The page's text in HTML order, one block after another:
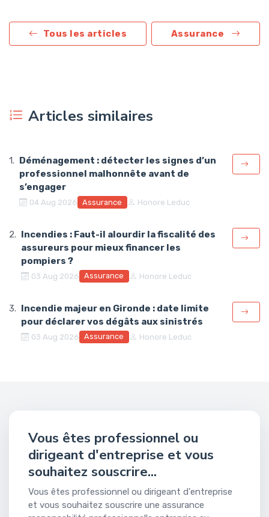
Tous les articles Assurance
Articles similaires
Déménagement : détecter les signes d’un
professionnel malhonnête avant de
s’engager
04 Aug 2026 Assurance Honore Leduc
Incendies : Faut-il alourdir la fiscalité des
assureurs pour mieux financer les
pompiers ?
03 Aug 2026 Assurance Honore Leduc
Incendie majeur en Gironde : date limite
pour déclarer vos dégâts aux sinistrés
03 Aug 2026 Assurance Honore Leduc
Vous êtes professionnel ou
dirigeant d'entreprise et vous
souhaitez souscrire...
Vous êtes professionnel ou dirigeant d'entreprise
et vous souhaitez souscrire une assurance